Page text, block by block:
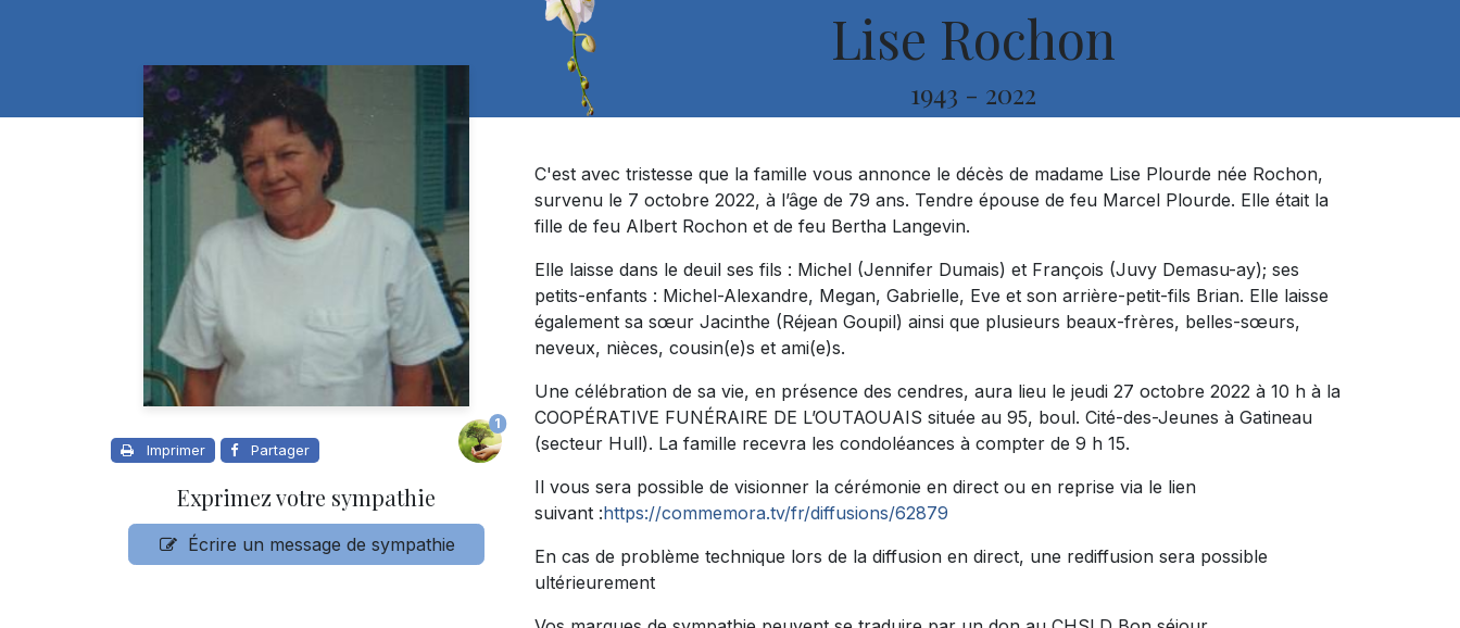
Lise Rochon
1943 - 2022
Imprimer Partager
1
Exprimez votre sympathie
Écrire un message de sympathie
C'est avec tristesse que la famille vous annonce le décès de madame Lise Plourde née Rochon,
survenu le 7 octobre 2022, à l’âge de 79 ans. Tendre épouse de feu Marcel Plourde. Elle était la
fille de feu Albert Rochon et de feu Bertha Langevin.
Elle laisse dans le deuil ses fils : Michel (Jennifer Dumais) et François (Juvy Demasu-ay); ses
petits-enfants : Michel-Alexandre, Megan, Gabrielle, Eve et son arrière-petit-fils Brian. Elle laisse
également sa sœur Jacinthe (Réjean Goupil) ainsi que plusieurs beaux-frères, belles-sœurs,
neveux, nièces, cousin(e)s et ami(e)s.
Une célébration de sa vie, en présence des cendres, aura lieu le jeudi 27 octobre 2022 à 10 h à la
COOPÉRATIVE FUNÉRAIRE DE L’OUTAOUAIS située au 95, boul. Cité-des-Jeunes à Gatineau
(secteur Hull). La famille recevra les condoléances à compter de 9 h 15.
Il vous sera possible de visionner la cérémonie en direct ou en reprise via le lien
suivant :https://commemora.tv/fr/diffusions/62879
En cas de problème technique lors de la diffusion en direct, une rediffusion sera possible
ultérieurement